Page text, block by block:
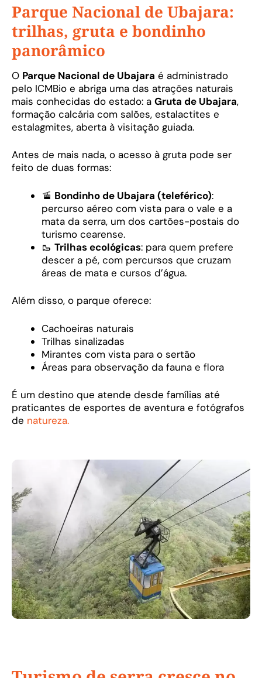
Parque Nacional de Ubajara:
trilhas, gruta e bondinho
panorâmico
O Parque Nacional de Ubajara é administrado
pelo ICMBio e abriga uma das atrações naturais
mais conhecidas do estado: a Gruta de Ubajara,
formação calcária com salões, estalactites e
estalagmites, aberta à visitação guiada.
Antes de mais nada, o acesso à gruta pode ser
feito de duas formas:
🚡 Bondinho de Ubajara (teleférico):
percurso aéreo com vista para o vale e a
mata da serra, um dos cartões-postais do
turismo cearense.
🥾 Trilhas ecológicas: para quem prefere
descer a pé, com percursos que cruzam
áreas de mata e cursos d’água.
Além disso, o parque oferece:
Cachoeiras naturais
Trilhas sinalizadas
Mirantes com vista para o sertão
Áreas para observação da fauna e flora
É um destino que atende desde famílias até
praticantes de esportes de aventura e fotógrafos
de natureza.